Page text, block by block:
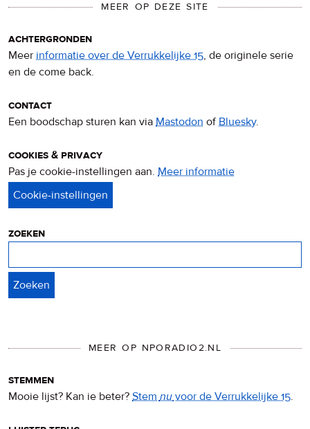
MEER OP DEZE SITE
achtergronden
Meer informatie over de Verrukkelijke 15, de originele serie
en de come back.
contact
Een boodschap sturen kan via Mastodon ofBluesky.
cookies & privacy
Pas je cookie-instellingen aan. Meer informatie
zoeken
MEER OP NPORADIO2.NL
stemmen
Mooie lijst? Kan ie beter? Stemnuvoor de Verrukkelijke 15.